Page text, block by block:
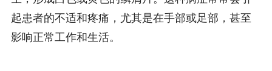
起患者的不适和疼痛，尤其是在手部或足部，甚至
影响正常工作和生活。